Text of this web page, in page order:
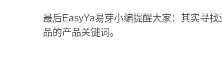
最后EasyYa易芽小编提醒大家：其实寻
品的产品关键词。